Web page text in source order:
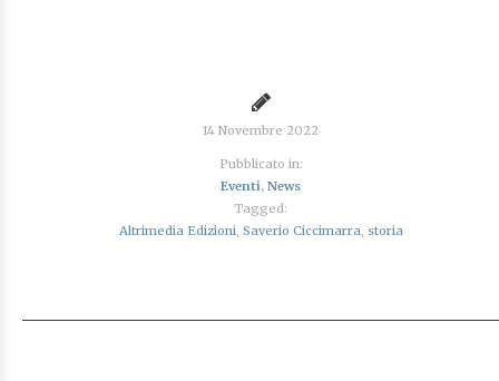
14 Novembre 2022
Pubblicato in:
Eventi, News
Tagged:
Altrimedia Edizioni, Saverio Ciccimarra, storia